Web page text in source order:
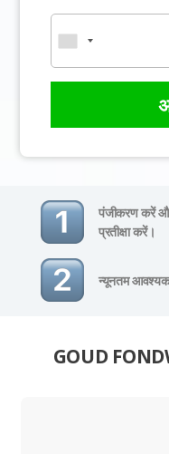
पंजीकरण करें
प्रतीक्षा करें।
न्यूनतम
GOUD